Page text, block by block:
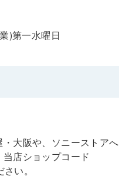
)第一水曜日
大阪や、ソニーストア
店ショップコード
い。